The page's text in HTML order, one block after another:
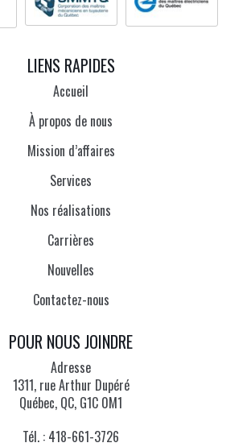
LIENS RAPIDES
Accueil
À propos de nous
Mission d’affaires
Services
Nos réalisations
Carrières
Nouvelles
Contactez-nous
POUR NOUS JOINDRE
Adresse
1311, rue Arthur Dupéré
Québec, QC, G1C 0M1
Tél. : 418-661-3726